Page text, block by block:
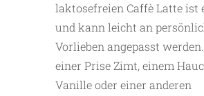
laktosefreien Caffè Latte ist
und kann leicht an
Vorlieben angepasst
einer Prise Zimt, einem
Vanille oder einer anderen